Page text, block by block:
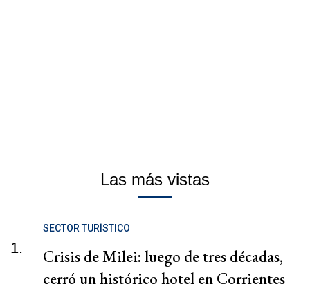
Las más vistas
1.
SECTOR TURÍSTICO
Crisis de Milei: luego de tres décadas,
cerró un histórico hotel en Corrientes